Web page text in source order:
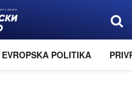
EVROPSKA POLITIKA